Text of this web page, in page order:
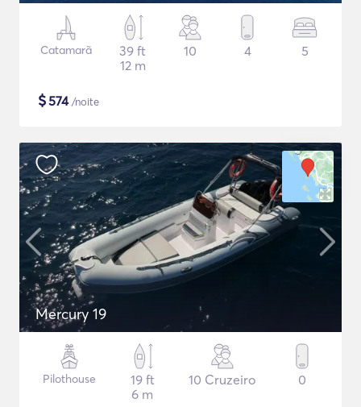
Catamarã
39 ft
12 m
10 4 5
$574/noite
Mercury 19
Pilothouse
19 ft
6 m
10 Cruzeiro 0